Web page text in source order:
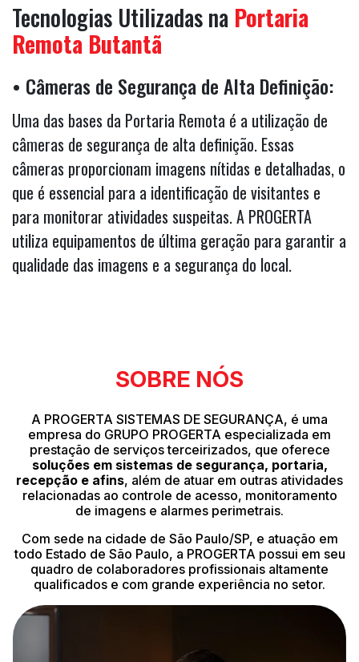
Tecnologias Utilizadas na Portaria
Remota Butantã
• Câmeras de Segurança de Alta Definição:
Uma das bases da Portaria Remota é a utilização de
câmeras de segurança de alta definição. Essas
câmeras proporcionam imagens nítidas e detalhadas, o
que é essencial para a identificação de visitantes e
para monitorar atividades suspeitas. A PROGERTA
utiliza equipamentos de última geração para garantir a
qualidade das imagens e a segurança do local.
SOBRE NÓS
A PROGERTA SISTEMAS DE SEGURANÇA, é uma
empresa do GRUPO PROGERTA especializada em
prestação de serviços terceirizados, que oferece
soluções em sistemas de segurança, portaria,
recepção e afins, além de atuar em outras atividades
relacionadas ao controle de acesso, monitoramento
de imagens e alarmes perimetrais.
Com sede na cidade de São Paulo/SP, e atuação em
todo Estado de São Paulo, a PROGERTA possui em seu
quadro de colaboradores profissionais altamente
qualificados e com grande experiência no setor.